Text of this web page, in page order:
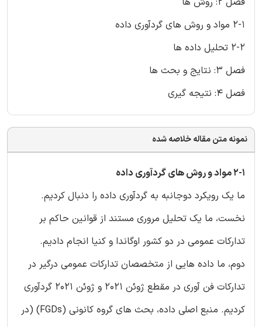
2-1 مواد و روش های گردآوری داده
2-2 تحلیل داده ها
فصل 3: نتایج و بحث ها
فصل 4: نتیجه گیری
نمونه متن مقاله خلاصه شده
2-1 مواد و روش های گردآوری داده
ما یک رویکرد دوجانبه به گردآوری داده را دنبال کردیم.
نخست، ما یک تحلیل مروری مستند از قوانین حاکم بر
تدارکات عمومی در دو کشور اوگاندا و کنیا انجام دادیم.
دوم، ما داده هایی از متخصصان تدارکات عمومی درگیر در
تدارکات فن آوری در مقطع ژوئن 2021 و ژوئن 2021 گردآوری
کردیم. منبع اصلی داده، بحث های گروه کانونی (FGDs) (در